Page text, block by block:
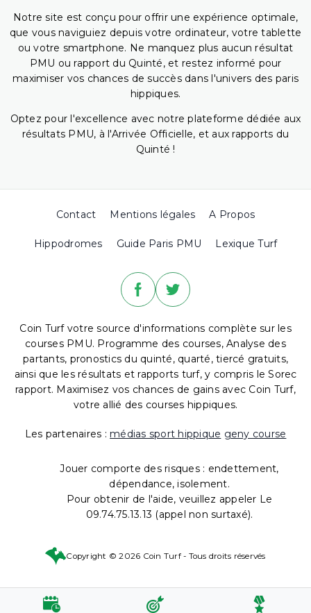
Notre site est conçu pour offrir une expérience optimale,
que vous naviguiez depuis votre ordinateur, votre tablette
ou votre smartphone. Ne manquez plus aucun résultat
PMU ou rapport du Quinté, et restez informé pour
maximiser vos chances de succès dans l'univers des paris
hippiques.
Optez pour l'excellence avec notre plateforme dédiée aux
résultats PMU, à l'Arrivée Officielle, et aux rapports du
Quinté !
Contact Mentions légales A Propos
Hippodromes Guide Paris PMU Lexique Turf
Coin Turf votre source d'informations complète sur les
courses PMU. Programme des courses, Analyse des
partants, pronostics du quinté, quarté, tiercé gratuits,
ainsi que les résultats et rapports turf, y compris le Sorec
rapport. Maximisez vos chances de gains avec Coin Turf,
votre allié des courses hippiques.
Les partenaires : médias sport hippique geny course
Jouer comporte des risques : endettement,
dépendance, isolement.
Pour obtenir de l'aide, veuillez appeler Le
09.74.75.13.13 (appel non surtaxé).
Copyright © 2026 Coin Turf - Tous droits réservés